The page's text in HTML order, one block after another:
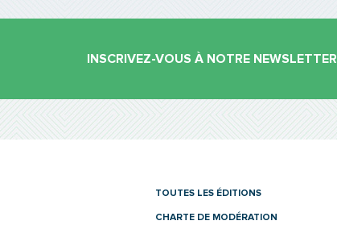
INSCRIVEZ-VOUS À NOTRE NEWSLETTER
TOUTES LES ÉDITIONS
CHARTE DE MODÉRATION